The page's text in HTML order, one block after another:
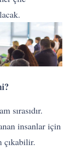
sırasıdır.
insanlar için
çıkabilir.